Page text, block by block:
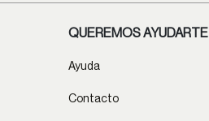
QUEREMOS AYUDARTE
Ayuda
Contacto